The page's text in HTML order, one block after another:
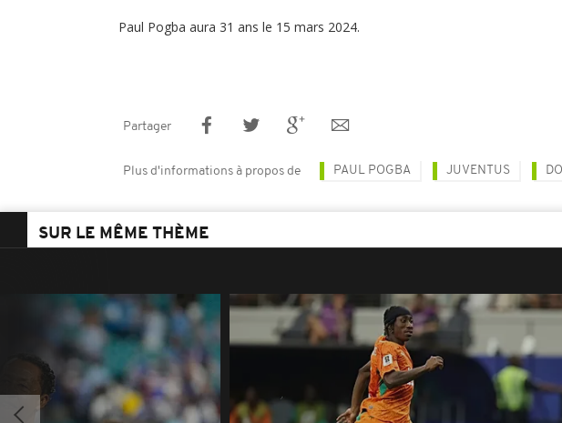
Paul Pogba aura 31 ans le 15 mars 2024.
Partager
Plus d'informations à propos de PAUL POGBA JUVENTUS
SUR LE MÊME THÈME